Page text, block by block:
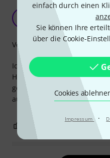
einfach durch einen
Sie können Ihre
über die Cookie-
Cookies
Impressum ·
Solides und
Ich benutze diese Stange
Hintergrundsystem. Ich
gekauft, um mehrere
aufbauen zu können.
Verarbeitung